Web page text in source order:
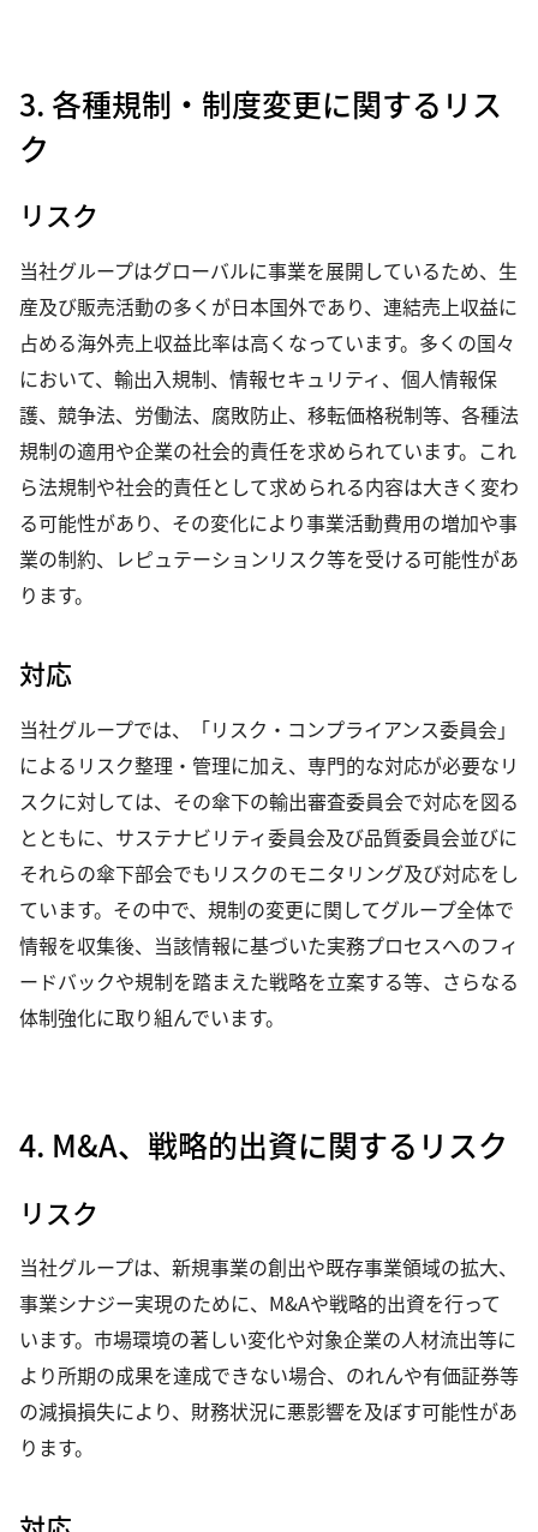
3. 各種規制・制度変更に関するリス
ク
リスク
当社グループはグローバルに事業を展開しているため、生
産及び販売活動の多くが日本国外であり、連結売上収益に
占める海外売上収益比率は高くなっています。多くの国々
において、輸出入規制、情報セキュリティ、個人情報保
護、競争法、労働法、腐敗防止、移転価格税制等、各種法
規制の適用や企業の社会的責任を求められています。これ
ら法規制や社会的責任として求められる内容は大きく変わ
る可能性があり、その変化により事業活動費用の増加や事
業の制約、レピュテーションリスク等を受ける可能性があ
ります。
対応
当社グループでは、「リスク・コンプライアンス委員会」
によるリスク整理・管理に加え、専門的な対応が必要なリ
スクに対しては、その傘下の輸出審査委員会で対応を図る
とともに、サステナビリティ委員会及び品質委員会並びに
それらの傘下部会でもリスクのモニタリング及び対応をし
ています。その中で、規制の変更に関してグループ全体で
情報を収集後、当該情報に基づいた実務プロセスへのフィ
ードバックや規制を踏まえた戦略を立案する等、さらなる
体制強化に取り組んでいます。
4. M&A、戦略的出資に関するリスク
リスク
当社グループは、新規事業の創出や既存事業領域の拡大、
事業シナジー実現のために、M&Aや戦略的出資を行って
います。市場環境の著しい変化や対象企業の人材流出等に
より所期の成果を達成できない場合、のれんや有価証券等
の減損損失により、財務状況に悪影響を及ぼす可能性があ
ります。